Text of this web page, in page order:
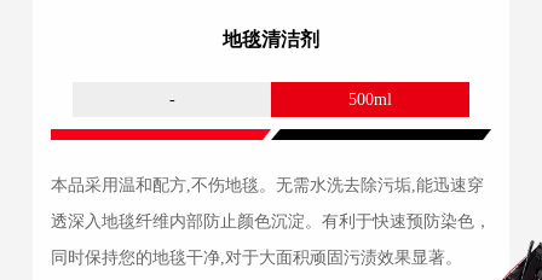
地毯清洁剂
- 500ml
本品采用温和配方,不伤地毯。无需水洗去除污垢,能迅速穿
透深入地毯纤维内部防止颜色沉淀。有利于快速预防染色，
同时保持您的地毯干净,对于大面积顽固污渍效果显著。